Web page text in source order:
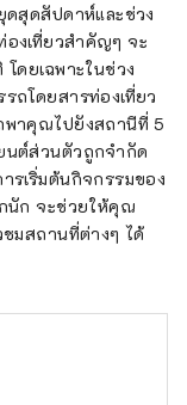
ดสุดสัปดาห์และช่วง
งเที่ยวสำคัญๆ จะ
ดยเฉพาะในช่วง
ถโดยสารท่องเที่ยว
พาคุณไปยังสถานีที่ 5
นต์ส่วนตัวถูกจำกัด
รเริ่มต้นกิจกรรมของ
นัก จะช่วยให้คุณ
ชมสถานที่ต่างๆ ได้